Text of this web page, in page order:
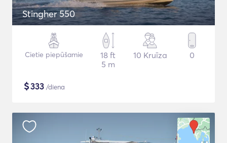
Stingher 550
Cietie piepūšamie
18 ft
5 m
10 Kruīza 0
$333 /diena